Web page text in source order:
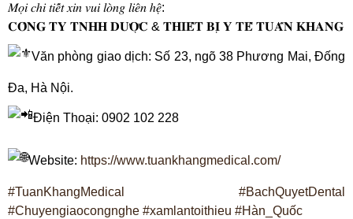
𝑀𝑜̣𝑖 𝑐ℎ𝑖 𝑡𝑖𝑒̂́𝑡 𝑥𝑖𝑛 𝑣𝑢𝑖 𝑙𝑜̀𝑛𝑔 𝑙𝑖𝑒̂𝑛 ℎ𝑒̣̂:
𝐂𝐎̂𝐍𝐆 𝐓𝐘 𝐓𝐍𝐇𝐇 𝐃𝐔̛𝐎̛̣𝐂 & 𝐓𝐇𝐈𝐄̂́𝐓 𝐁𝐈̣ 𝐘 𝐓𝐄̂́ 𝐓𝐔𝐀̂́𝐍 𝐊𝐇𝐀𝐍𝐆
Văn phòng giao dịch: Số 23, ngõ 38 Phương Mai, Đống
Đa, Hà Nội.
Điện Thoại: 0902 102 228
Website: https://www.tuankhangmedical.com/
#TuanKhangMedical
#BachQuyetDental
#Chuyengiaocongnghe #xamlantoithieu #Hàn_Quốc